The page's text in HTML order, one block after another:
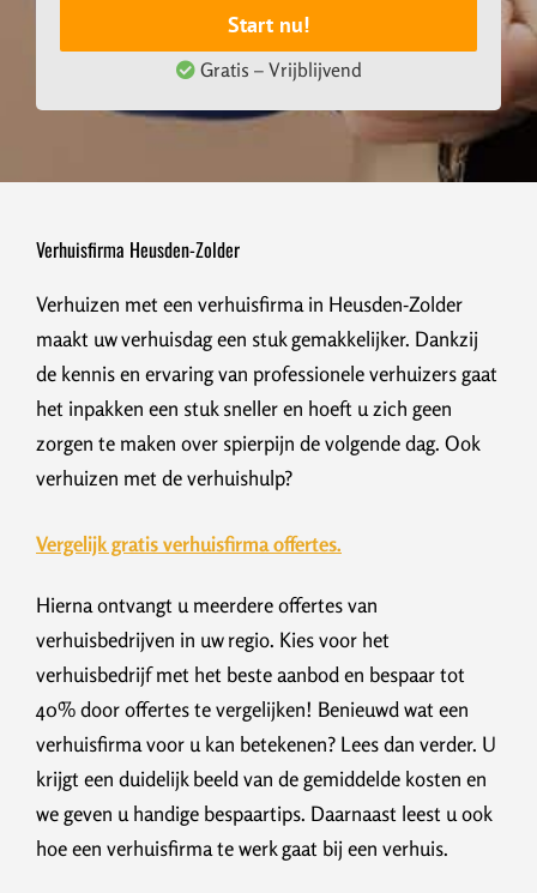
Start nu!
Gratis – Vrijblijvend
Verhuisfirma Heusden-Zolder
Verhuizen met een verhuisfirma in Heusden-Zolder
maakt uw verhuisdag een stuk gemakkelijker. Dankzij
de kennis en ervaring van professionele verhuizers gaat
het inpakken een stuk sneller en hoeft u zich geen
zorgen te maken over spierpijn de volgende dag. Ook
verhuizen met de verhuishulp?
Vergelijk gratis verhuisfirma offertes.
Hierna ontvangt u meerdere offertes van
verhuisbedrijven in uw regio. Kies voor het
verhuisbedrijf met het beste aanbod en bespaar tot
40% door offertes te vergelijken! Benieuwd wat een
verhuisfirma voor u kan betekenen? Lees dan verder. U
krijgt een duidelijk beeld van de gemiddelde kosten en
we geven u handige bespaartips. Daarnaast leest u ook
hoe een verhuisfirma te werk gaat bij een verhuis.